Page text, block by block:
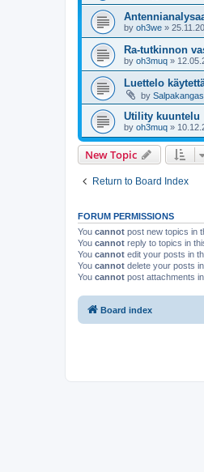
by oh3we »
Ra-tutkinnon
by oh3muq »
Luettelo
by Salpakangas
Utility kuuntelu
by oh3muq »
New Topic
Return to Board Index
FORUM PERMISSIONS
You cannot post new topics in
You cannot reply to topics in
You cannot edit your posts in
You cannot delete your posts
You cannot post attachments
Board index